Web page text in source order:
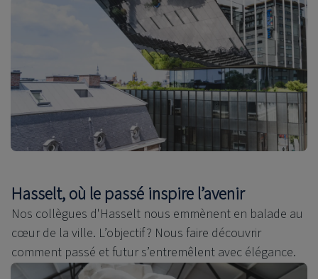
Hasselt, où le passé inspire l’avenir
Nos collègues d'Hasselt nous emmènent en balade au
cœur de la ville. L’objectif ? Nous faire découvrir
comment passé et futur s’entremêlent avec élégance.